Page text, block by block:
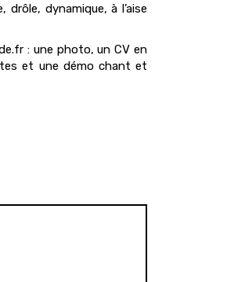
dynamique, à l’aise
: une photo, un CV en
et une démo chant et